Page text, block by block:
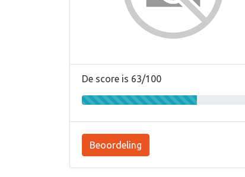
De score is 63/100
Beoordeling